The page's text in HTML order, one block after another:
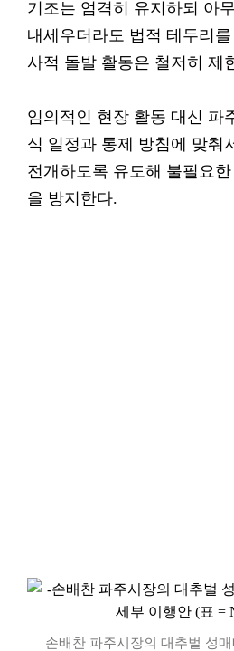
기조는 엄격히 유지하되 아
내세우더라도 법적 테두리
사적 돌발 활동은 철저히 제
임의적인 현장 활동 대신 파
식 일정과 통제 방침에 맞춰
전개하도록 유도해 불필요
을 방지한다.
손배찬 파주시장의 대추벌 성